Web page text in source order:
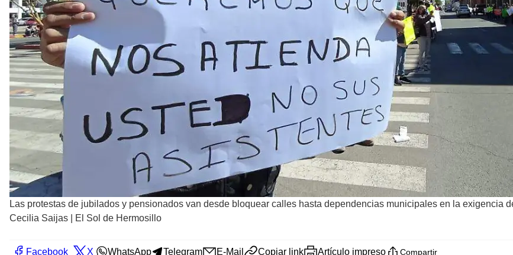
Las protestas de jubilados y pensionados van desde bloquear calles hasta dependencias municipales en la exigencia
Cecilia Saijas | El Sol de Hermosillo
Facebook X WhatsApp Telegram E-Mail Copiar link Artículo impreso Compartir